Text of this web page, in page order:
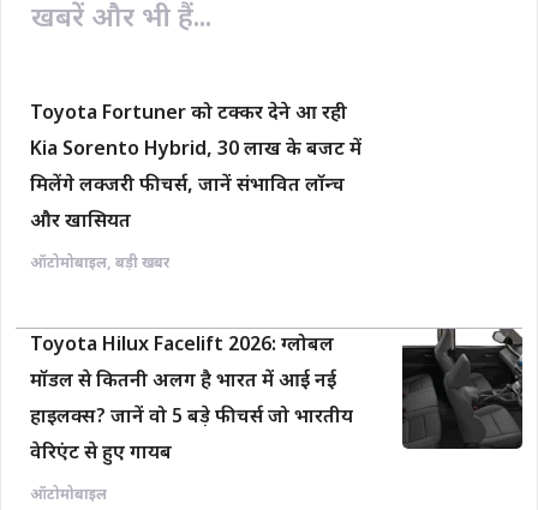
k
k
खबरें और भी हैं...
Toyota Fortuner को टक्कर देने आ रही
Kia Sorento Hybrid, 30 लाख के बजट में
मिलेंगे लक्जरी फीचर्स, जानें संभावित लॉन्च
और खासियत
ऑटोमोबाइल, बड़ी खबर
Toyota Hilux Facelift 2026: ग्लोबल
मॉडल से कितनी अलग है भारत में आई नई
हाइलक्स? जानें वो 5 बड़े फीचर्स जो भारतीय
वेरिएंट से हुए गायब
ऑटोमोबाइल